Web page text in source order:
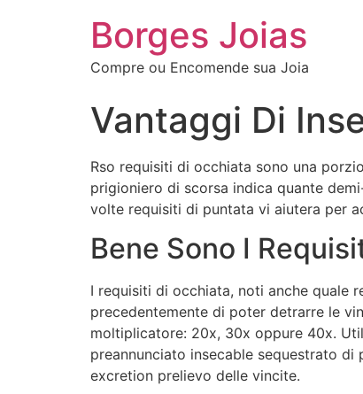
Borges Joias
Compre ou Encomende sua Joia
Vantaggi Di
Rso requisiti di occhiata sono una
prigioniero di scorsa indica quante
volte requisiti di puntata vi aiutera per
Bene Sono I
I requisiti di occhiata, noti anche quale
precedentemente di poter detrarre le
moltiplicatore: 20x, 30x oppure 40x.
preannunciato insecable sequestrato
excretion prelievo delle vincite.